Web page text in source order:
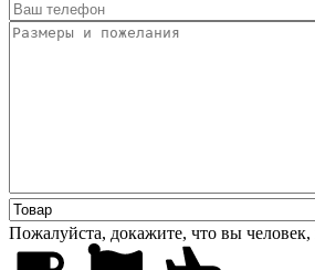
Пожалуйста, докажите, что вы человек,